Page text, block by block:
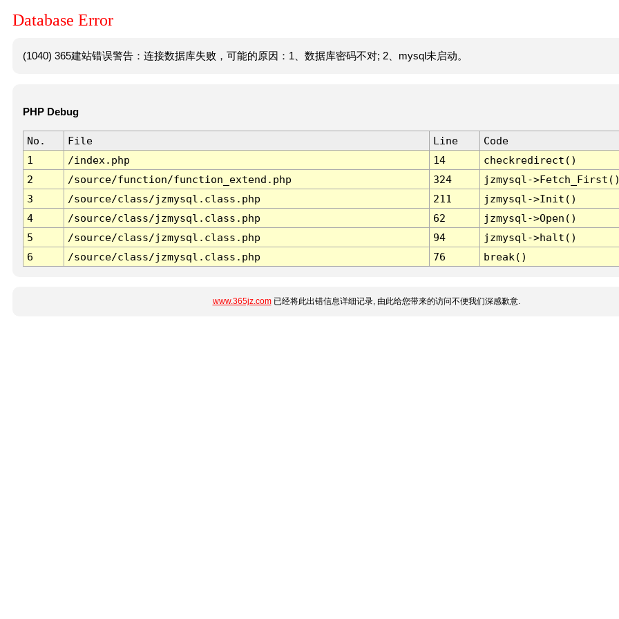
Database Error
(1040) 365建站错误警告：连接数据库失败，可能的原因：1、数据库密码不对; 2、mysql未启动。
PHP Debug
No. File Line
Code
1
/index.php 14
checkredirect()
2
/source/function/function_extend.php 324
jzmysql-
3
/source/class/jzmysql.class.php 211
jzmysql->Init()
4
/source/class/jzmysql.class.php 62
jzmysql->Open()
5
/source/class/jzmysql.class.php 94
jzmysql->halt()
6
/source/class/jzmysql.class.php 76 break()
www.365jz.com已经将此出错信息详细记录, 由此给您带来的访问不便我们深感歉意.